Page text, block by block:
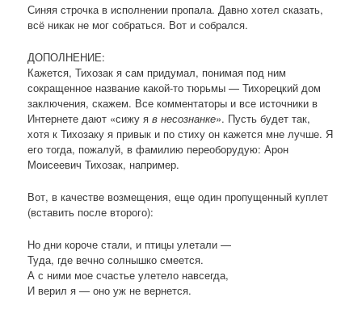
Синяя строчка в исполнении пропала. Давно хотел сказать,
всё никак не мог собраться. Вот и собрался.
ДОПОЛНЕНИЕ:
Кажется, Тихозак я сам придумал, понимая под ним
сокращенное название какой-то тюрьмы — Тихорецкий дом
заключения, скажем. Все комментаторы и все источники в
Интернете дают «сижу яв несознанке». Пусть будет так,
хотя к Тихозаку я привык и по стиху он кажется мне лучше. Я
его тогда, пожалуй, в фамилию переоборудую: Арон
Моисеевич Тихозак, например.
Вот, в качестве возмещения, еще один пропущенный куплет
(вставить после второго):
Но дни короче стали, и птицы улетали —
Туда, где вечно солнышко смеется.
А с ними мое счастье улетело навсегда,
И верил я — оно уж не вернется.